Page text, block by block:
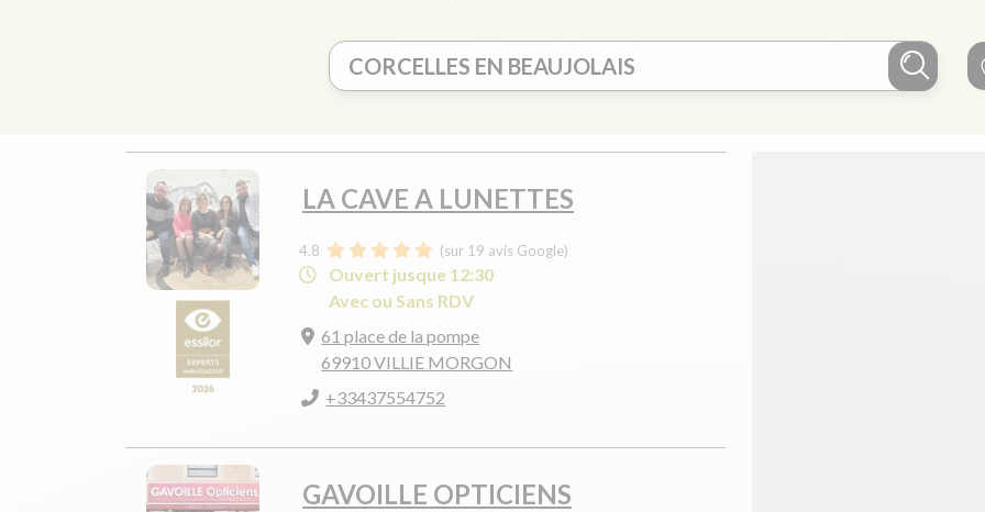
LA CAVE A LUNETTES
4.8 (sur 19 avis Google)
Ouvert jusque 12:30
Avec ou Sans RDV
61 place de la pompe
69910 VILLIE MORGON
+33437554752
GAVOILLE OPTICIENS